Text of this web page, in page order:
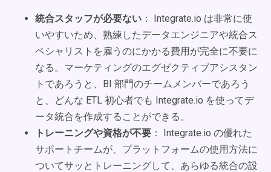
統合スタッフが必要ない ： Integrate.io は非常に使
いやすいため、熟練したデータエンジニアや統合ス
ペシャリストを雇うのにかかる費用が完全に不要に
なる。マーケティングのエグゼクティブアシスタン
トであろうと、BI 部門のチームメンバーであろう
と、どんな ETL 初心者でも Integrate.io を使ってデ
ータ統合を作成することができる。
トレーニングや資格が不要 ： Integrate.io の優れた
サポートチームが、プラットフォームの使用方法に
ついてサッとトレーニングして、あらゆる統合の設